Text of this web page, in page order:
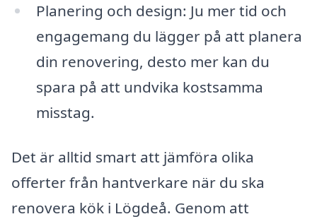
Planering och design: Ju mer tid och
engagemang du lägger på att planera
din renovering, desto mer kan du
spara på att undvika kostsamma
misstag.
Det är alltid smart att jämföra olika
offerter från hantverkare när du ska
renovera kök i Lögdeå. Genom att